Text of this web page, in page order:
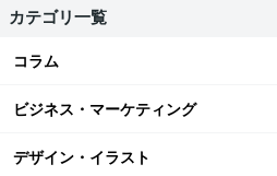
カテゴリ一覧
コラム
ビジネス・マーケティング
デザイン・イラスト